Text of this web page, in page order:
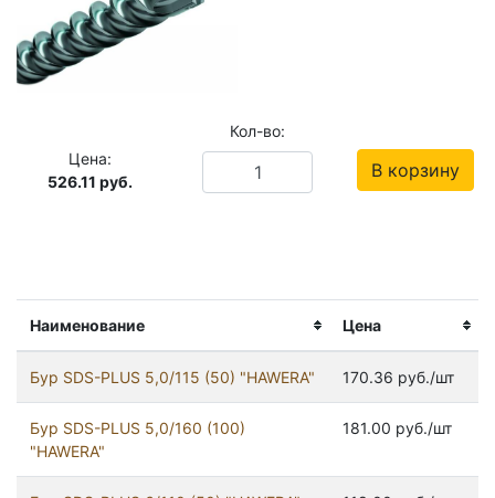
Наименование Цена
Бур SDS-PLUS 5,0/115 (50) "HAWERA" 170.36 руб./шт
Бур SDS-PLUS 5,0/160 (100)
"HAWERA"
181.00 руб./шт
Цена:
526.11 руб.
Кол-во:
В корзину